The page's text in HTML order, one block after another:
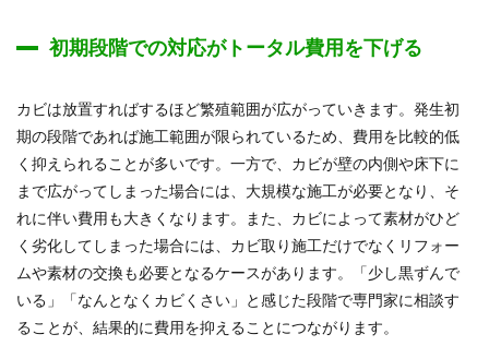
初期段階での対応がトータル費用を下げる
カビは放置すればするほど繁殖範囲が広がっていきます。発生初
期の段階であれば施工範囲が限られているため、費用を比較的低
く抑えられることが多いです。一方で、カビが壁の内側や床下に
まで広がってしまった場合には、大規模な施工が必要となり、そ
れに伴い費用も大きくなります。また、カビによって素材がひど
く劣化してしまった場合には、カビ取り施工だけでなくリフォー
ムや素材の交換も必要となるケースがあります。「少し黒ずんで
いる」「なんとなくカビくさい」と感じた段階で専門家に相談す
ることが、結果的に費用を抑えることにつながります。